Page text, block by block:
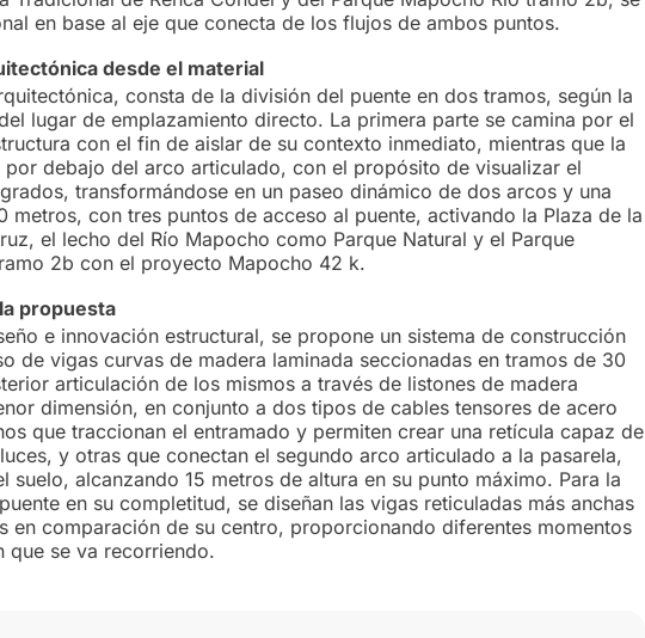
en base al eje que conecta de los flujos de ambos puntos.
desde el material
consta de la división del puente en dos tramos, según la
lugar de emplazamiento directo. La primera parte se camina por el
con el fin de aislar de su contexto inmediato, mientras que la
por debajo del arco articulado, con el propósito de visualizar el
transformándose en un paseo dinámico de dos arcos y una
metros, con tres puntos de acceso al puente, activando la Plaza de la
el lecho del Río Mapocho como Parque Natural y el Parque
2b con el proyecto Mapocho 42 k.
propuesta
e innovación estructural, se propone un sistema de construcción
de vigas curvas de madera laminada seccionadas en tramos de 30
articulación de los mismos a través de listones de madera
dimensión, en conjunto a dos tipos de cables tensores de acero
que traccionan el entramado y permiten crear una retícula capaz de
y otras que conectan el segundo arco articulado a la pasarela,
suelo, alcanzando 15 metros de altura en su punto máximo. Para la
en su completitud, se diseñan las vigas reticuladas más anchas
en comparación de su centro, proporcionando diferentes momentos
que se va recorriendo.